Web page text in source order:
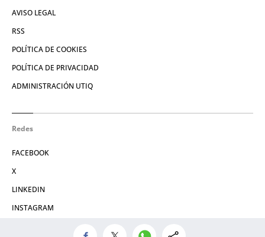
AVISO LEGAL
RSS
POLÍTICA DE COOKIES
POLÍTICA DE PRIVACIDAD
ADMINISTRACIÓN UTIQ
Redes
FACEBOOK
X
LINKEDIN
INSTAGRAM